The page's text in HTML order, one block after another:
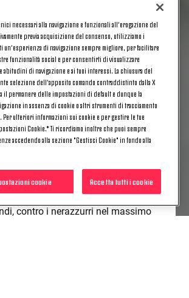
una partita contro la Juventus:
il 6 settembre 1987, ma da allora
confronti consecutivi contro i
in Serie A e due in Coppa Italia).
la squadra affrontata più volte
in casa in Serie A, tra quelle
non hanno mai vinto tra le
dopo tre 0-0 consecutivi, sono
pareggio (1-1) e tre sconfitte.
Serie A a Pisa tra queste
1-5 il 13 gennaio 1991:
Casiraghi e doppietta di
– ultimo marcatore bianconero in
contro i nerazzurri nel massimo
necessari alla navigazione e funzionali all’erogazione del
previa acquisizione del consenso, utilizziamo i
un’esperienza di navigazione sempre migliore, per facilitare
funzionalità social e per consentirti di visualizzare
abitudini di navigazione e ai tuoi interessi. La chiusura del
selezione dell’apposito comando contraddistinto dalla X
il permanere delle impostazioni di default e dunque la
in assenza di cookie o altri strumenti di tracciamento
ulteriori informazioni sui cookie e per gestire le tue
Cookie.* Ti ricordiamo inoltre che puoi sempre
accedendo alla sezione "Gestisci Cookie" in fondo alla
Accetta tutti i cookie
cookie